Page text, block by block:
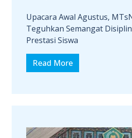
Upacara Awal Agustus,
Teguhkan Semangat
Prestasi Siswa
Read More